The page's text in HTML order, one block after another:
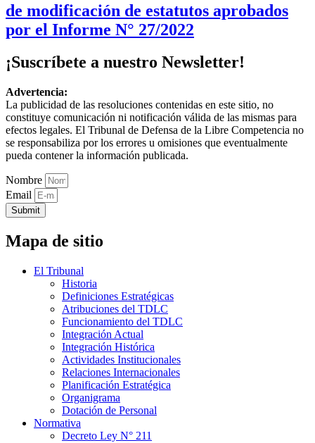
de modificación de estatutos aprobados
por el Informe N° 27/2022
¡Suscríbete a nuestro Newsletter!
Advertencia:
La publicidad de las resoluciones contenidas en este sitio, no
constituye comunicación ni notificación válida de las mismas para
efectos legales. El Tribunal de Defensa de la Libre Competencia no
se responsabiliza por los errores u omisiones que eventualmente
pueda contener la información publicada.
Nombre
Email
Submit
Mapa de sitio
El Tribunal
Historia
Definiciones Estratégicas
Atribuciones del TDLC
Funcionamiento del TDLC
Integración Actual
Integración Histórica
Actividades Institucionales
Relaciones Internacionales
Planificación Estratégica
Organigrama
Dotación de Personal
Normativa
Decreto Ley N° 211